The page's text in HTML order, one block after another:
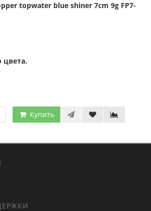
topwater blue shiner 7cm 9g FP7-
цвета.
Купить